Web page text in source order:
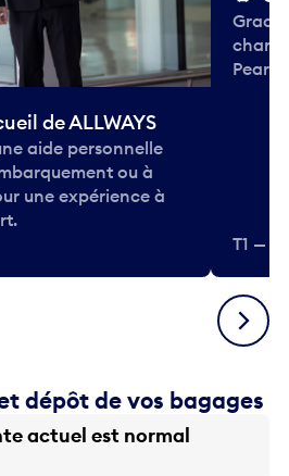
de ALLWAYS
aide personnelle
ou à
une expérience à
T1 —
Suivant
dépôt de vos bagages
actuel est normal